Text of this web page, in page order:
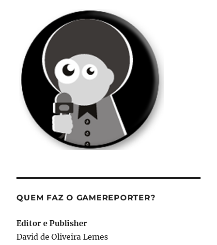
QUEM FAZ O GAMEREPORTER?
Editor e Publisher
David de Oliveira Lemes